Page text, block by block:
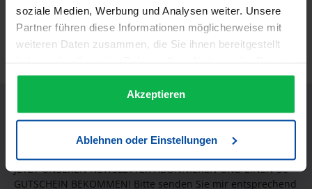
soziale Medien, Werbung und Analysen weiter. Unsere
Partner führen diese Informationen möglicherweise mit
weiteren Daten zusammen, die Sie ihnen bereitgestellt
gesammelt haben.
Akzeptieren
Ablehnen oder Einstellungen
Informationen zur Produktsicherheit
Trusted Shops Bewertungen
JETZT UNSEREN NEWSLETTER ABONNIEREN UND EINEN 5€
GUTSCHEIN BEKOMMEN! Bitte senden Sie mir entsprechend